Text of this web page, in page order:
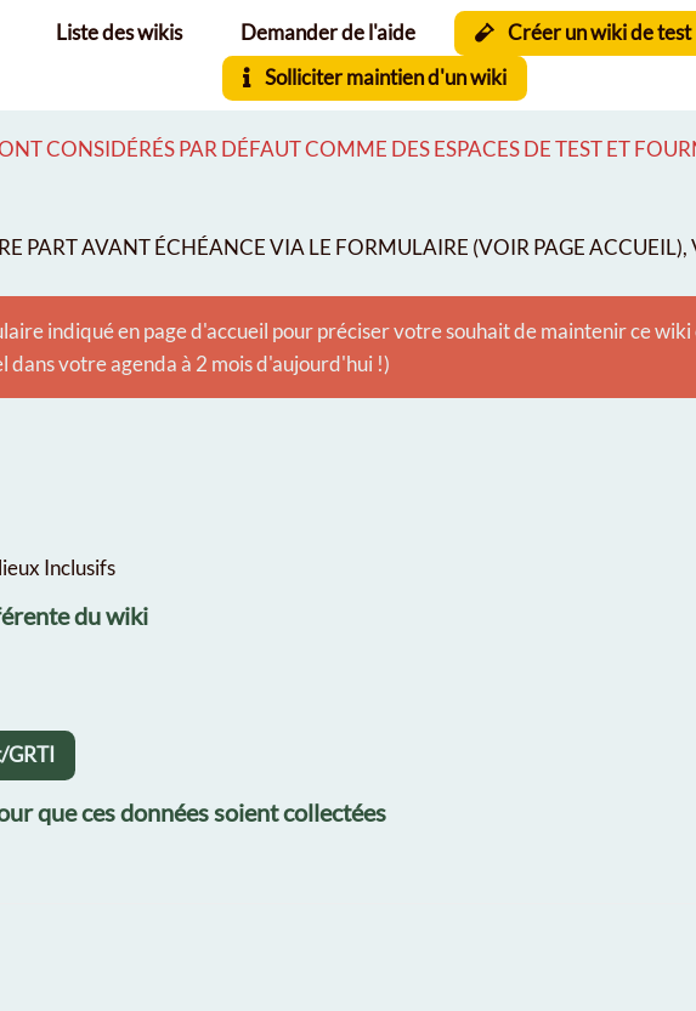
Liste des wikis Demander de l'aide
Créer un wiki de test
Solliciter maintien d'un wiki
CONSIDÉRÉS PAR DÉFAUT COMME DES ESPACES DE TEST ET
PART AVANT ÉCHÉANCE VIA LE FORMULAIRE (VOIR PAGE ACCUEIL),
indiqué en page d'accueil pour préciser votre souhait de maintenir ce
dans votre agenda à 2 mois d'aujourd'hui !)
Inclusifs
du wiki
que ces données soient collectées